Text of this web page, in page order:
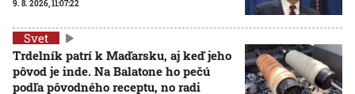
9. 8. 2026, 11:07:22
Svet
Trdelník patrí k Maďarsku, aj keď jeho
pôvod je inde. Na Balatone ho pečú
podľa pôvodného receptu, no radi